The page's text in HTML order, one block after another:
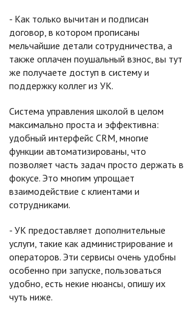
- Как только вычитан и подписан
договор, в котором прописаны
мельчайшие детали сотрудничества, а
также оплачен поушальный взнос, вы тут
же получаете доступ в систему и
поддержку коллег из УК.
Система управления школой в целом
максимально проста и эффективна:
удобный интерфейс CRM, многие
функции автоматизированы, что
позволяет часть задач просто держать в
фокусе. Это многим упрощает
взаимодействие с клиентами и
сотрудниками.
- УК предоставляет дополнительные
услуги, такие как администрирование и
операторов. Эти сервисы очень удобны
особенно при запуске, пользоваться
удобно, есть некие нюансы, опишу их
чуть ниже.